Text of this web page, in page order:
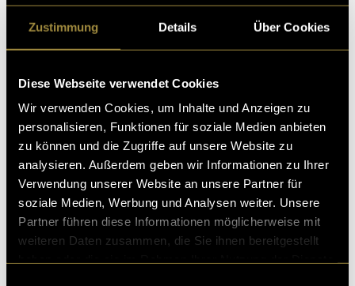
Zustimmung Details Über Cookies
Diese Webseite verwendet Cookies
Wir verwenden Cookies, um Inhalte und Anzeigen zu
personalisieren, Funktionen für soziale Medien anbieten
zu können und die Zugriffe auf unsere Website zu
analysieren. Außerdem geben wir Informationen zu Ihrer
Verwendung unserer Website an unsere Partner für
soziale Medien, Werbung und Analysen weiter. Unsere
Partner führen diese Informationen möglicherweise mit
weiteren Daten zusammen, die Sie ihnen bereitgestellt
Keine Lust auf eine Karte? Kein Problem! Auf unserem
Viel Spass bei Entdecken!
(mou)